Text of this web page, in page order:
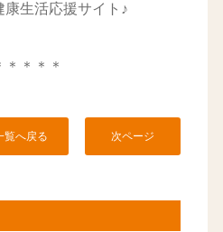
生活応援サイト♪
＊＊＊
覧へ戻る 次ページ